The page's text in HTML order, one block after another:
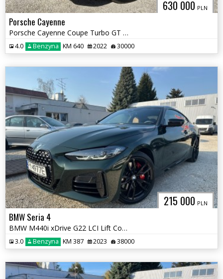
630 000 PLN
Porsche Cayenne
Porsche Cayenne Coupe Turbo GT 640 KM Ceramika Full Carbon !
4.0 Benzyna KM 640 2022 30000
215 000 PLN
BMW Seria 4
BMW M440i xDrive G22 LCI Lift Coupe M-Pakiet rej. 2024
3.0 Benzyna KM 387 2023 38000